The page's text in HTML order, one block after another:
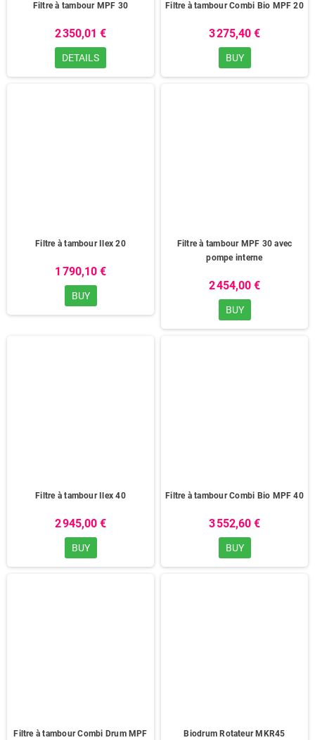
Filtre à tambour MPF 30
2 350,01 €
DETAILS
Filtre à tambour Combi Bio MPF 20
3 275,40 €
BUY
Filtre à tambour Ilex 20
1 790,10 €
BUY
Filtre à tambour MPF 30 avec
pompe interne
2 454,00 €
BUY
Filtre à tambour Ilex 40
2 945,00 €
BUY
Filtre à tambour Combi Bio MPF 40
3 552,60 €
BUY
Filtre à tambour Combi Drum MPF
Biodrum Rotateur MKR45